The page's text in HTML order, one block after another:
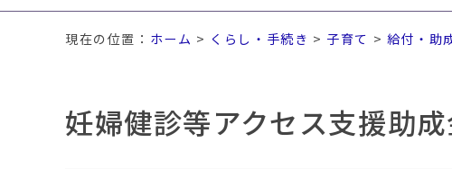
ッ
現在の位置： ホーム > くらし・手続き > 子育て > 給付・助
妊婦健診等アクセス支援助